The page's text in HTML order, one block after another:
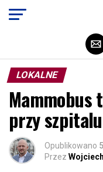
LOKALNE
Mammobus
przy szpitalu
Opublikowano
Przez